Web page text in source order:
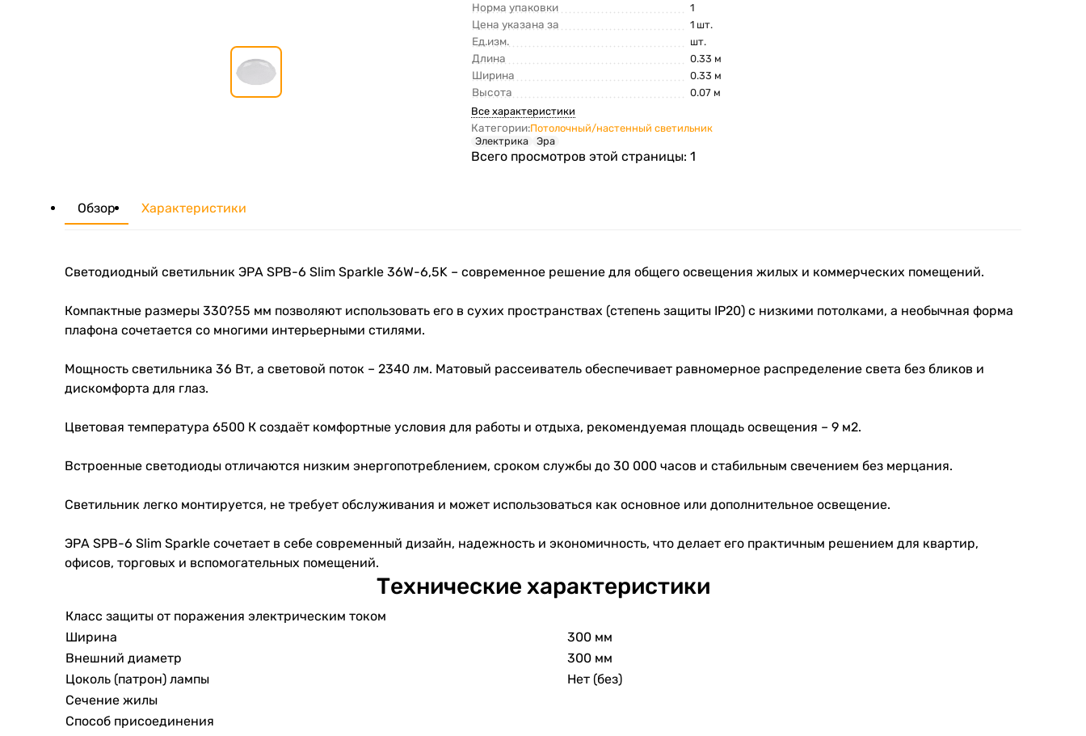
Норма упаковки 1
Цена указана за 1 шт.
Ед.изм. шт.
Длина 0.33 м
Ширина 0.33 м
Высота
0.07 м
Все характеристики
Категории:Потолочный/настенный светильник
Электрика
Эра
Всего просмотров этой страницы:1
Обзор Характеристики
Светодиодный светильник ЭРА SPB-6 Slim Sparkle 36W-6,5K – современное решение для общего освещения жилых и коммерческих помещений.
Компактные размеры 330?55 мм позволяют использовать его в сухих пространствах (степень защиты IP20) с низкими потолками, а необычная форма
плафона сочетается со многими интерьерными стилями.
Мощность светильника 36 Вт, а световой поток – 2340 лм. Матовый рассеиватель обеспечивает равномерное распределение света без бликов и
дискомфорта для глаз.
Цветовая температура 6500 К создаёт комфортные условия для работы и отдыха, рекомендуемая площадь освещения – 9 м2.
Встроенные светодиоды отличаются низким энергопотреблением, сроком службы до 30 000 часов и стабильным свечением без мерцания.
Светильник легко монтируется, не требует обслуживания и может использоваться как основное или дополнительное освещение.
ЭРА SPB-6 Slim Sparkle сочетает в себе современный дизайн, надежность и экономичность, что делает его практичным решением для квартир,
офисов, торговых и вспомогательных помещений.
Технические характеристики
Класс защиты от поражения электрическим током
Ширина
300 мм
Внешний диаметр
300 мм
Цоколь (патрон) лампы
Нет (без)
Сечение жилы
Способ присоединения